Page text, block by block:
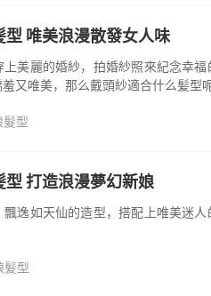
唯美浪漫散發女人味
美麗的婚紗，拍婚紗照來紀念幸
又唯美，那么戴頭紗適合什么髪型呢
髮型
打造浪漫夢幻新娘
逸如天仙的造型，搭配上唯美迷
髮型